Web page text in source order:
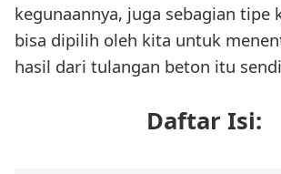
kegunaannya, juga sebagian tipe
bisa dipilih oleh kita untuk
hasil dari tulangan beton itu
Daftar Isi: